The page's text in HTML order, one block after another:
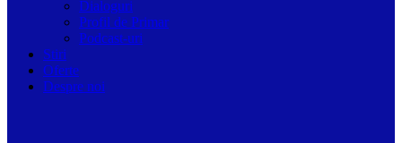
Dialoguri
Profil de Primar
Podcast-uri
Stiri
Oferte
Despre noi